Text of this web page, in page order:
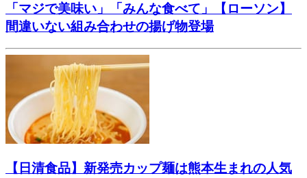
「マジで美味い」「みんな食べて」【ローソン】
間違いない組み合わせの揚げ物登場
【日清食品】新発売カップ麺は熊本生まれの人気